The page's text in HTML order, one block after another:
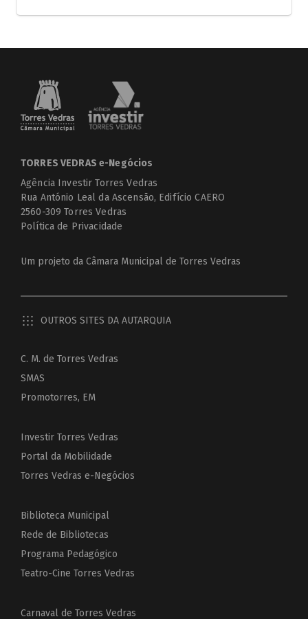
TORRES VEDRAS e-Negócios
Agência Investir Torres Vedras
Rua António Leal da Ascensão, Edifício CAERO
2560-309 Torres Vedras
Política de Privacidade
Um projeto da Câmara Municipal de Torres Vedras
OUTROS SITES DA AUTARQUIA
C. M. de Torres Vedras
SMAS
Promotorres, EM
Investir Torres Vedras
Portal da Mobilidade
Torres Vedras e-Negócios
Biblioteca Municipal
Rede de Bibliotecas
Programa Pedagógico
Teatro-Cine Torres Vedras
Carnaval de Torres Vedras